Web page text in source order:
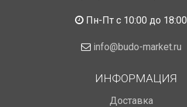
Пн-Пт с 10:00 до 18:00
info@budo-market.ru
ИНФОРМАЦИЯ
Доставка